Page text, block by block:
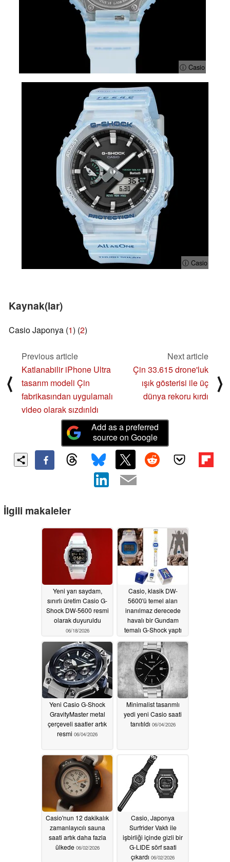
ⓘ Casio
ⓘ Casio
Kaynak(lar)
Casio Japonya (1) (2)
⟨
Previous article
Katlanabilir iPhone Ultra
tasarım modeli Çin
fabrikasından uygulamalı
video olarak sızdırıldı
Next article
Çin 33.615 drone'luk
ışık gösterisi ile üç
dünya rekoru kırdı
⟩
Add as a preferred
source on Google
İlgili makaleler
Yeni yarı saydam,
sınırlı üretim Casio G-
Shock DW-5600 resmi
olarak duyuruldu
06/18/2026
Casio, klasik DW-
5600'ü temel alan
inanılmaz derecede
havalı bir Gundam
temalı G-Shock yaptı
06/05/2026
Yeni Casio G-Shock
GravityMaster metal
çerçeveli saatler artık
resmi 06/04/2026
Minimalist tasarımlı
yedi yeni Casio saati
tanıtıldı 06/04/2026
Casio'nun 12 dakikalık
zamanlayıcılı sauna
saati artık daha fazla
ülkede 06/02/2026
Casio, Japonya
Surfrider Vakfı ile
işbirliği içinde gizli bir
G-LIDE sörf saati
çıkardı 06/02/2026